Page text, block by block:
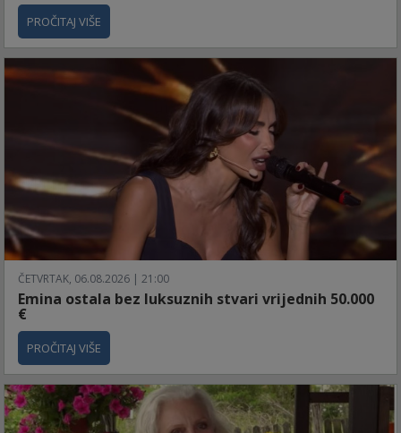
PROČITAJ VIŠE
ČETVRTAK, 06.08.2026 | 21:00
Emina ostala bez luksuznih stvari vrijednih 50.000
€
PROČITAJ VIŠE